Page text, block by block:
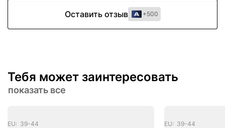
Оставить отзыв +500
Тебя может заинтересовать
показать все
EU: 39-44 EU: 39-44